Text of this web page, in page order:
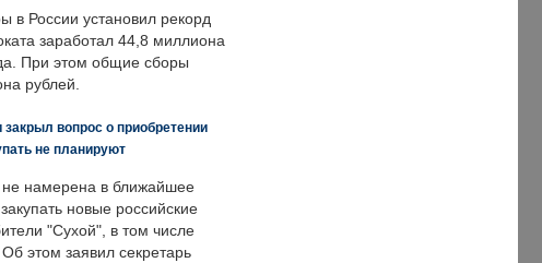
в России установил рекорд
заработал 44,8 миллиона
При этом общие сборы
рублей.
вопрос о приобретении
не планируют
намерена в ближайшее
новые российские
"Сухой", в том числе
этом заявил секретарь